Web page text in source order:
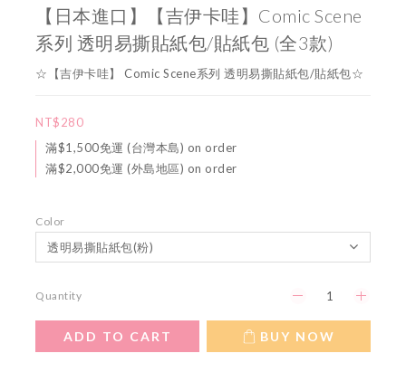
【日本進口】【吉伊卡哇】Comic Scene
系列 透明易撕貼紙包/貼紙包 (全3款)
☆【吉伊卡哇】 Comic Scene系列 透明易撕貼紙包/貼紙包☆
NT$280
滿$1,500免運 (台灣本島) on order
滿$2,000免運 (外島地區) on order
Color
Quantity
ADD TO CART BUY NOW